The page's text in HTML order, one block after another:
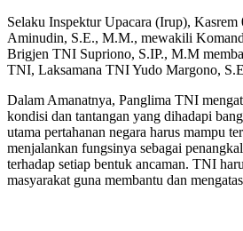
Selaku Inspektur Upacara (Irup),
Aminudin, S.E., M.M., mewakili
Brigjen TNI Supriono, S.IP., M.M
TNI, Laksamana TNI Yudo Margono,
Dalam Amanatnya, Panglima TNI
kondisi dan tantangan yang dihadapi
utama pertahanan negara harus mampu
menjalankan fungsinya sebagai
terhadap setiap bentuk ancaman. TNI
masyarakat guna membantu dan